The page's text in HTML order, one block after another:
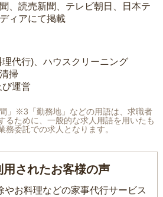
、読売新聞、テレビ朝日、日本テ
ィアにて掲載
代行)、ハウスクリーニング
掃
運営
」※3「勤務地」などの用語は、求職者
るために、一般的な求人用語を用いたも
務委託での求人となります。
用されたお客様の声
やお料理などの家事代行サービス